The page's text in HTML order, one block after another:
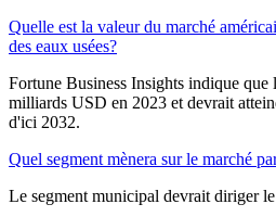
Quelle est la valeur du marché
des eaux usées?
Fortune Business Insights indique que
milliards USD en 2023 et devrait
d'ici 2032.
Quel segment mènera sur le marché
Le segment municipal devrait diriger